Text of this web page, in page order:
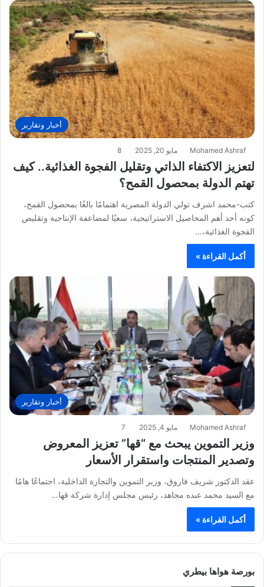
أخبار وتقارير
Mohamed Ashraf مايو 20, 2025 8
لتعزيز الاكتفاء الذاتي وتقليل الفجوة الغذائية.. كيف
تهتم الدولة بمحصول القمح؟
كتب-محمد اشرف تولي الدولة المصرية اهتمامًا بالغًا بمحصول القمح،
كونه أحد أهم المحاصيل الاستراتيجية، سعيًا لمضاعفة الإنتاجية وتقليص
الفجوة الغذائية،…
أكمل القراءة »
أخبار وتقارير
Mohamed Ashraf مايو 4, 2025 7
وزير التموين يبحث مع “قها” تعزيز المعروض
وتصدير المنتجات واستقرار الأسعار
عقد الدكتور شريف فاروق، وزير التموين والتجارة الداخلية، اجتماعًا هامًا
مع السيد محمد عبده مجاهد، رئيس مجلس إدارة شركة قها…
أكمل القراءة »
بورصة هواها بيطري